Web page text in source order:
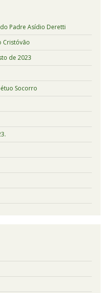
Padre Asídio Deretti
Cristóvão
de 2023
Socorro